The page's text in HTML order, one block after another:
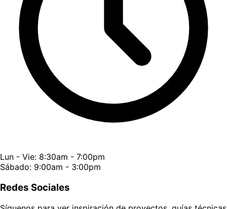
Lun - Vie: 8:30am - 7:00pm
Sábado: 9:00am - 3:00pm
Redes Sociales